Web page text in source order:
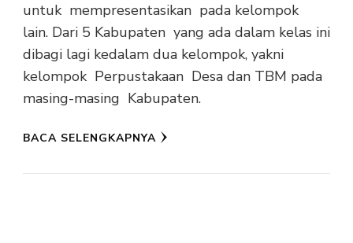
untuk mempresentasikan pada kelompok
lain. Dari 5 Kabupaten yang ada dalam kelas ini
dibagi lagi kedalam dua kelompok, yakni
kelompok Perpustakaan Desa dan TBM pada
masing-masing Kabupaten.
BACA SELENGKAPNYA